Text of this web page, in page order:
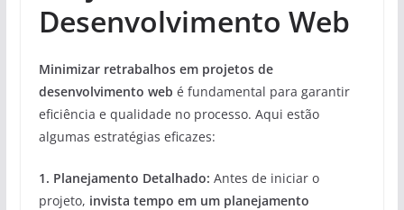
Desenvolvimento Web
Minimizar retrabalhos em projetos de
desenvolvimento web é fundamental para garantir
eficiência e qualidade no processo. Aqui estão
algumas estratégias eficazes:
1. Planejamento Detalhado: Antes de iniciar o
projeto, invista tempo em um planejamento